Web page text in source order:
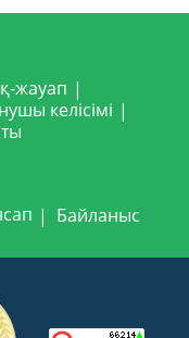
жауап
келісімі
Байланыс